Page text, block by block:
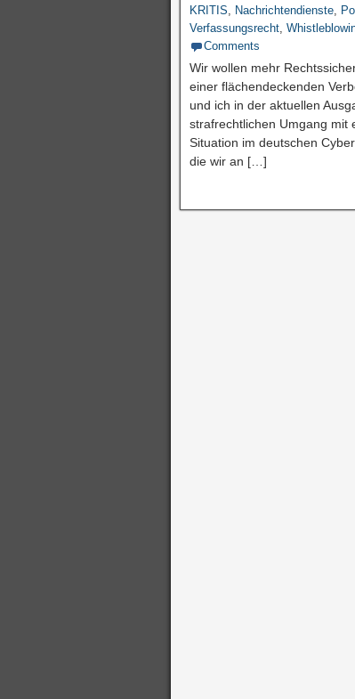
KRITIS, Nachrichtendienste,
Verfassungsrecht,
Comments
Wir wollen mehr
einer flächendeckenden
und ich in der aktuellen
strafrechtlichen Umgang mit
Situation im deutschen
die wir an […]